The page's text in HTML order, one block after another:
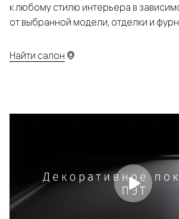
к любому стилю интерьера в
от выбранной модели, отделки и
Найти салон